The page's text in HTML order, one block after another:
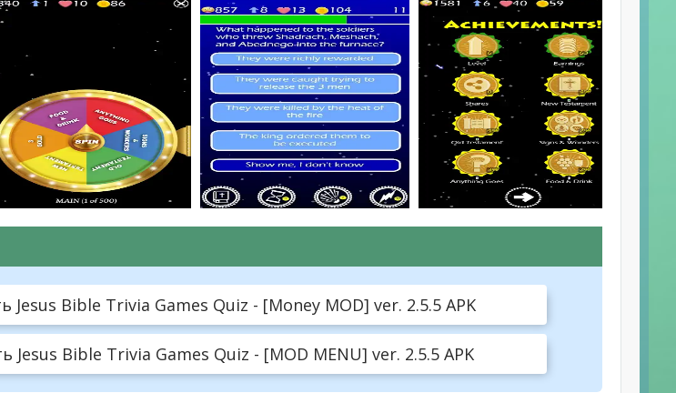
Jesus Bible Trivia Games Quiz - [Money MOD] ver. 2.5.5 APK
Jesus Bible Trivia Games Quiz - [MOD MENU] ver. 2.5.5 APK